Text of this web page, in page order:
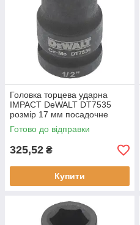
Головка торцева ударна
IMPACT DeWALT DT7535
розмір 17 мм посадочне
місце 1/2 дюйми профіль
шестигранник
Готово до відправки
325,52 ₴
Купити